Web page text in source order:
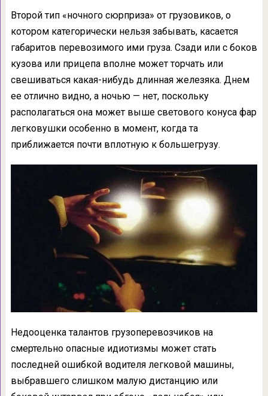
Второй тип «ночного сюрприза» от грузовиков, о
котором категорически нельзя забывать, касается
габаритов перевозимого ими груза. Сзади или с боков
кузова или прицепа вполне может торчать или
свешиваться какая-нибудь длинная железяка. Днем
ее отлично видно, а ночью — нет, поскольку
располагаться она может выше светового конуса фар
легковушки особенно в момент, когда та
приближается почти вплотную к большегрузу.
Недооценка талантов грузоперевозчиков на
смертельно опасные идиотизмы может стать
последней ошибкой водителя легковой машины,
выбравшего слишком малую дистанцию или